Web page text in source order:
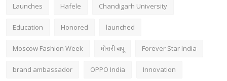
Launches Hafele Chandigarh University
Education Honored launched
Moscow Fashion Week मोरारी बापू Forever Star India
brand ambassador OPPO India Innovation